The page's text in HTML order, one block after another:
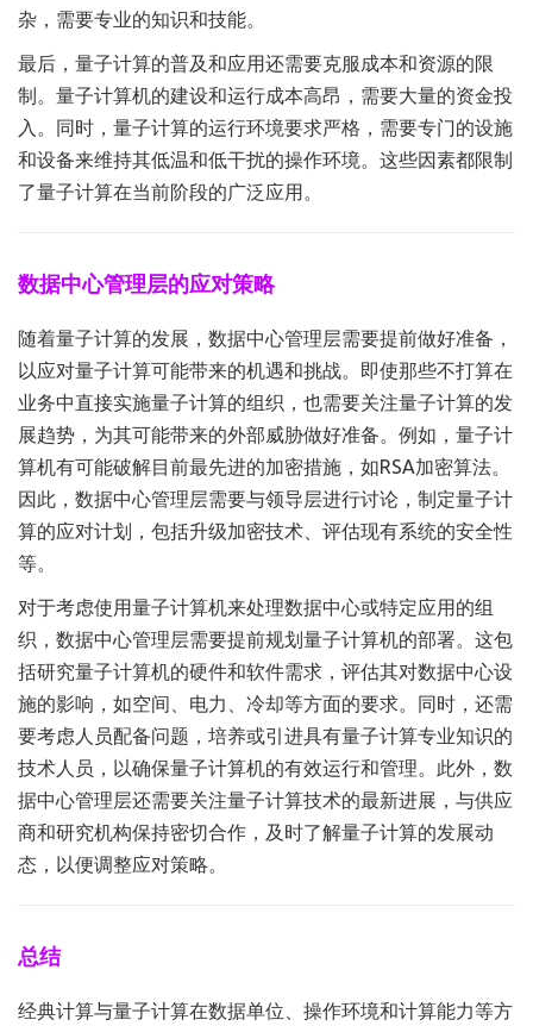
杂，需要专业的知识和技能。
最后，量子计算的普及和应用还需要克服成本和资源的限
制。量子计算机的建设和运行成本高昂，需要大量的资金投
入。同时，量子计算的运行环境要求严格，需要专门的设施
和设备来维持其低温和低干扰的操作环境。这些因素都限制
了量子计算在当前阶段的广泛应用。
数据中心管理层的应对策略
随着量子计算的发展，数据中心管理层需要提前做好准备，
以应对量子计算可能带来的机遇和挑战。即使那些不打算在
业务中直接实施量子计算的组织，也需要关注量子计算的发
展趋势，为其可能带来的外部威胁做好准备。例如，量子计
算机有可能破解目前最先进的加密措施，如RSA加密算法。
因此，数据中心管理层需要与领导层进行讨论，制定量子计
算的应对计划，包括升级加密技术、评估现有系统的安全性
等。
对于考虑使用量子计算机来处理数据中心或特定应用的组
织，数据中心管理层需要提前规划量子计算机的部署。这包
括研究量子计算机的硬件和软件需求，评估其对数据中心设
施的影响，如空间、电力、冷却等方面的要求。同时，还需
要考虑人员配备问题，培养或引进具有量子计算专业知识的
技术人员，以确保量子计算机的有效运行和管理。此外，数
据中心管理层还需要关注量子计算技术的最新进展，与供应
商和研究机构保持密切合作，及时了解量子计算的发展动
态，以便调整应对策略。
总结
经典计算与量子计算在数据单位、操作环境和计算能力等方